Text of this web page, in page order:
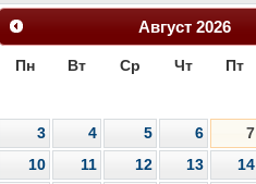
Август 2026
Пн Вт Ср Чт Пт
3
4 5 6 7
10
11 12 13 14